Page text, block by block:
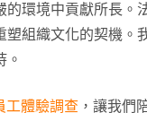
的環境中貢獻所長。
塑組織文化的契機。
。
工體驗調查 ，讓我們